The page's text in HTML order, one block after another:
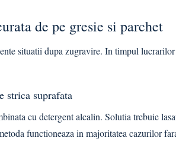
de pe gresie si parchet
situatii dupa zugravire. In timpul lucrarilor
strica suprafata
cu detergent alcalin. Solutia trebuie
functioneaza in majoritatea cazurilor